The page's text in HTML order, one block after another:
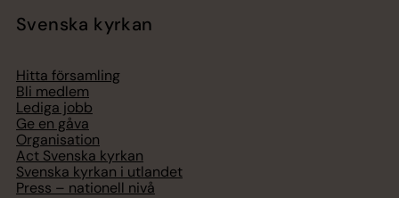
Svenska kyrkan
Hitta församling
Bli medlem
Lediga jobb
Ge en gåva
Organisation
Act Svenska kyrkan
Svenska kyrkan i utlandet
Press – nationell nivå